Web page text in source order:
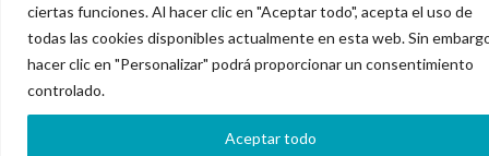
ciertas funciones. Al hacer clic en "Aceptar todo", acepta el uso de
todas las cookies disponibles actualmente en esta web. Sin
hacer clic en "Personalizar" podrá proporcionar un consentimiento
controlado.
Aceptar todo